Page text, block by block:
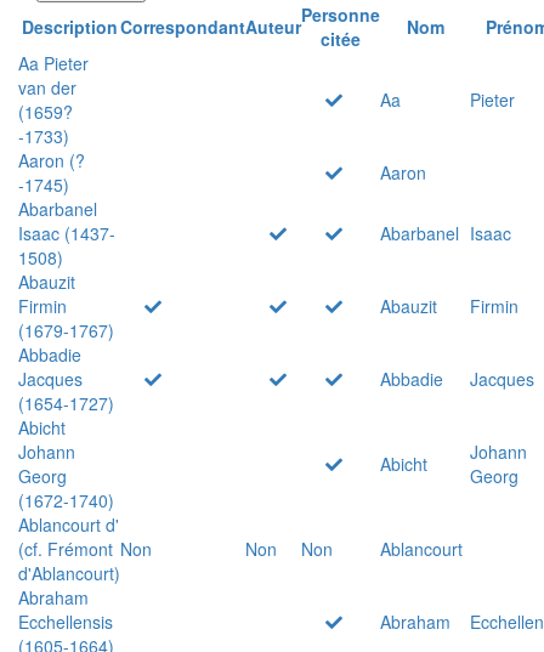
DescriptionCorrespondantAuteurPersonne
citée
Nom
Aa Pieter
van der
(1659?
-1733)
Aa Pieter
Aaron (?
-1745)
Aaron
Abarbanel
Isaac (1437-
1508)
Abarbanel Isaac
Abauzit
Firmin
(1679-1767)
Abauzit
Firmin
Abbadie
Jacques
(1654-1727)
Abbadie
Jacques
Abicht
Johann
Georg
(1672-1740)
Abicht
Johann
Georg
Ablancourt d'
(cf. Frémont
d'Ablancourt)
Non Non Non
Ablancourt
Abraham
Ecchellensis
(1605-1664)
Abraham